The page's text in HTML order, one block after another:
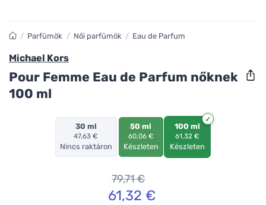
/ Parfümök / Női parfümök / Eau de Parfum
Michael Kors
Pour Femme Eau de Parfum nőknek
100 ml
30 ml
47,63 €
Nincs raktáron
50 ml
60,06 €
Készleten
100 ml
61,32 €
Készleten
79,71€
61,32 €